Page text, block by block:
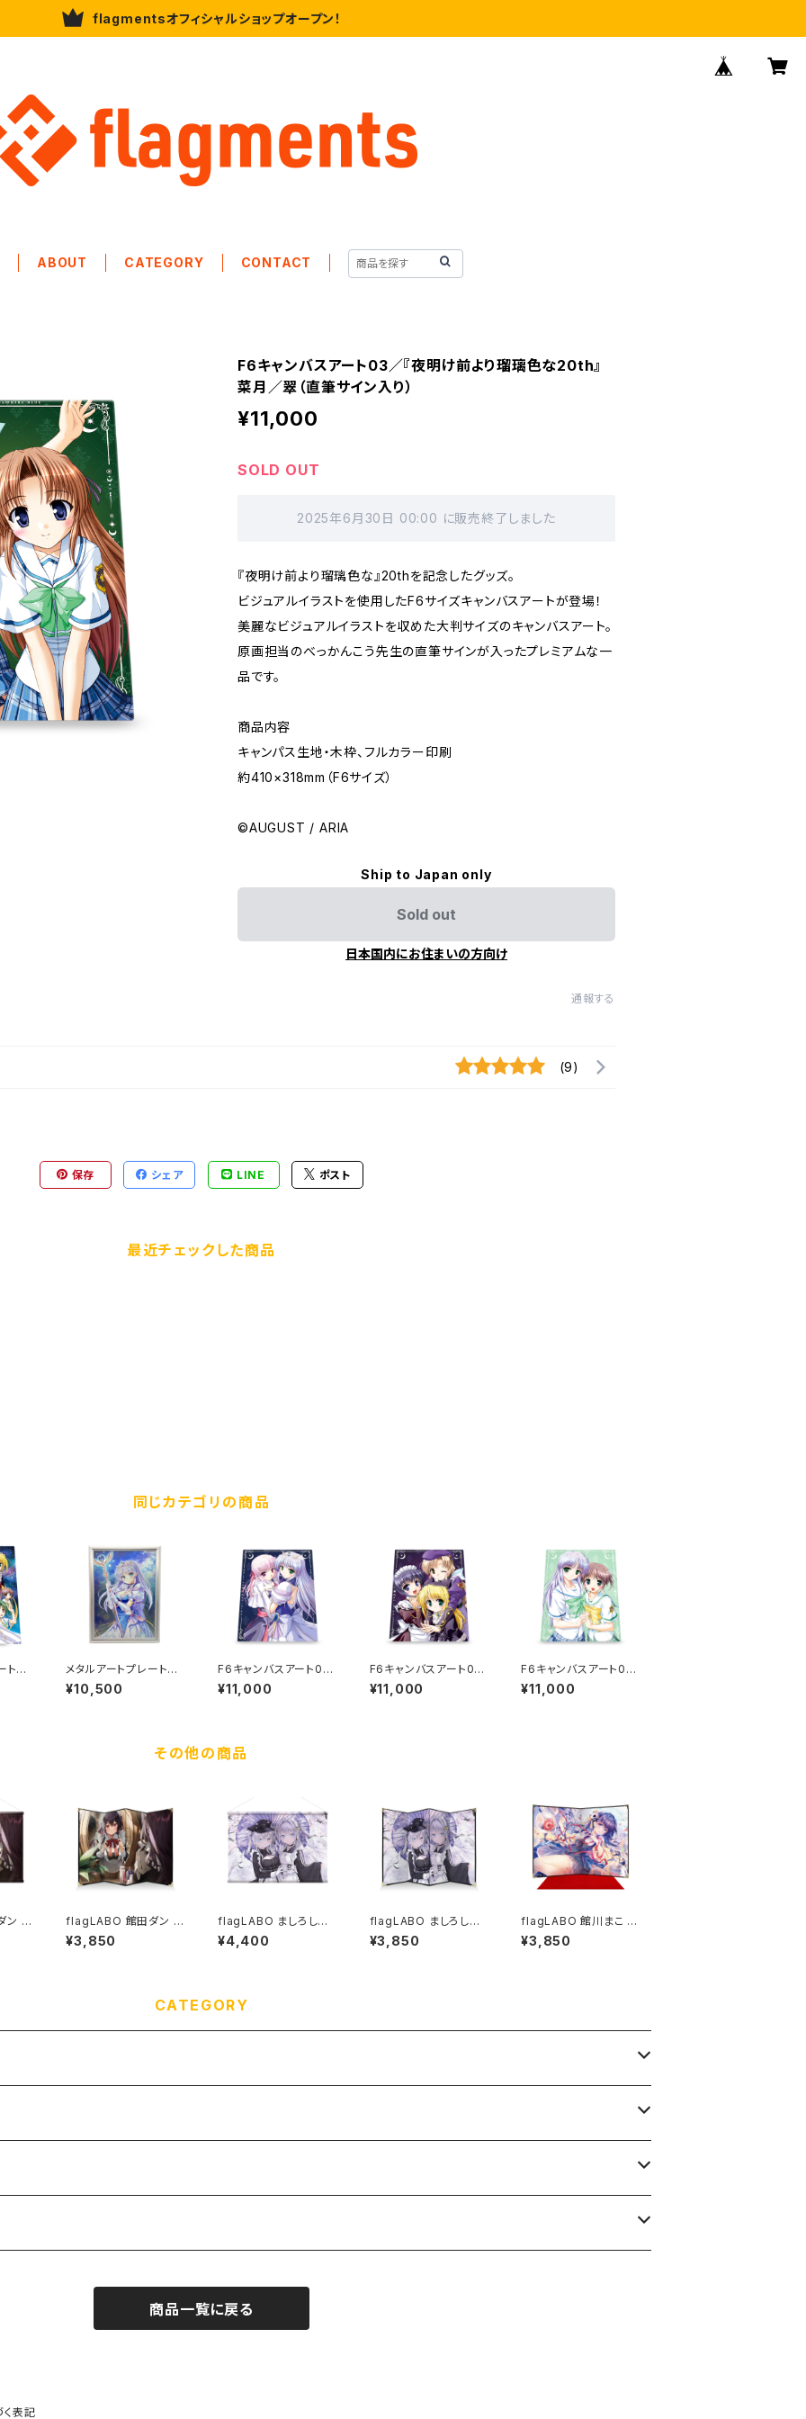
flagmentsオフィシャルショップオープン！
ABOUT CATEGORY CONTACT
F6キャンバスアート03／『夜明け前より瑠璃色な20th』
菜月／翠（直筆サイン入り）
¥11,000
SOLD OUT
2025年6月30日 00:00 に販売終了しました
『夜明け前より瑠璃色な』20thを記念したグッズ。
ビジュアルイラストを使用したF6サイズキャンバスアートが登場！
美麗なビジュアルイラストを収めた大判サイズのキャンバスアート。
原画担当のべっかんこう先生の直筆サインが入ったプレミアムな一
品です。
商品内容
キャンパス生地・木枠、フルカラー印刷
約410×318mm（F6サイズ）
©AUGUST / ARIA
Ship to Japan only
Sold out
日本国内にお住まいの方向け
通報する
(9)
保存 シェア LINE ポスト
最近チェックした商品
同じカテゴリの商品
SP
メタルアートプレート
『夜明け前より瑠璃色な
20th』フィーナ
¥10,500
F6キャンバスアート01
／『夜明け前より瑠璃色
な20th』フィーナ／エス
¥11,000
F6キャンバスアート02
／『夜明け前より瑠璃色
な20th』ミア／リース／
¥11,000
F6キャンバスアート04
／『夜明け前より瑠璃色
な20th』フィーナ／麻衣
¥11,000
その他の商品
ン シ
flagLABO 館田ダン 四
曲卓上屏風
¥3,850
flagLABO ましろしき
シルキースエードB2タ
ペストリー
¥4,400
flagLABO ましろしき
四曲卓上屏風
¥3,850
flagLABO 館川まこ 卓
上屏風
¥3,850
CATEGORY
商品一覧に戻る
表記